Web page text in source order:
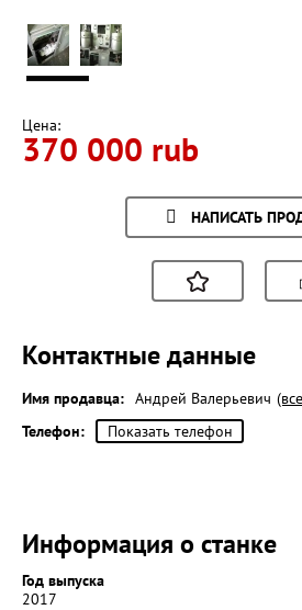
Цена:
370 000 rub
НАПИСАТЬ
Контактные данные
Имя продавца: Андрей Валерьевич
Телефон:
Показать телефон
Информация о станке
Год выпуска
2017